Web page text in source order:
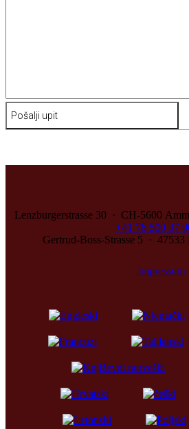
Lenzburgerstrasse 30 · CH‑5600
+41 76 500 37
Gertrud-Boss-Strasse 5 ·
Impressum